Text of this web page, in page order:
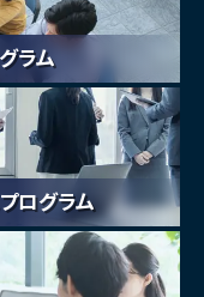
ラム
ログラム